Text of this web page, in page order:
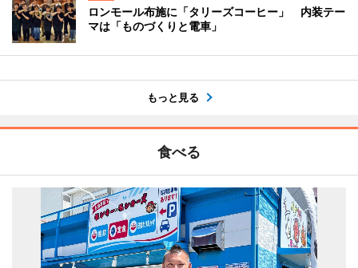
ロンモール布施に「タリーズコーヒー」 内装テー
マは「ものづくりと電車」
もっと見る
食べる